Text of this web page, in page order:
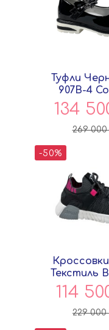
Туфли
907B-4
134
269 000
-50%
Текстиль
114
229 000